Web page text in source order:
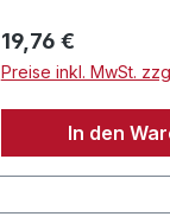
Regulärer Preis:
19,76 €
Preise inkl. MwSt.
In den